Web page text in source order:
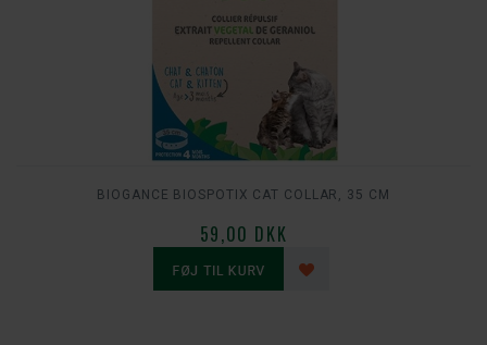
BIOGANCE BIOSPOTIX CAT COLLAR, 35 CM
59,00 DKK